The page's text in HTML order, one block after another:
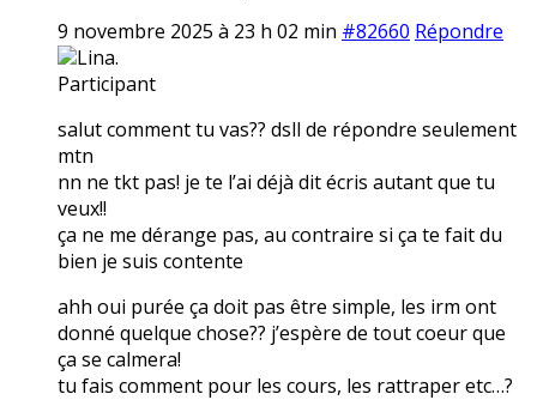
9 novembre 2025 à 23 h 02 min #82660 Répondre
Lina.
Participant
salut comment tu vas?? dsll de répondre seulement
mtn
nn ne tkt pas! je te l’ai déjà dit écris autant que tu
veux!!
ça ne me dérange pas, au contraire si ça te fait du
bien je suis contente
ahh oui purée ça doit pas être simple, les irm ont
donné quelque chose?? j’espère de tout coeur que
ça se calmera!
tu fais comment pour les cours, les rattraper etc…?